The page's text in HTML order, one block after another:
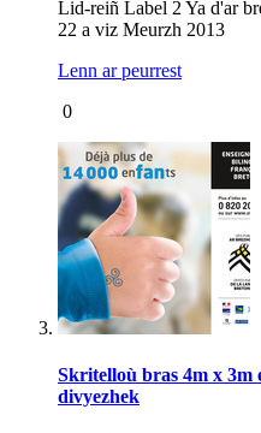
Lid-reiñ Label 2 Ya d'ar
22 a viz Meurzh 2013
Lenn ar peurrest
0
Skritelloù bras 4m x 3m
divyezhek